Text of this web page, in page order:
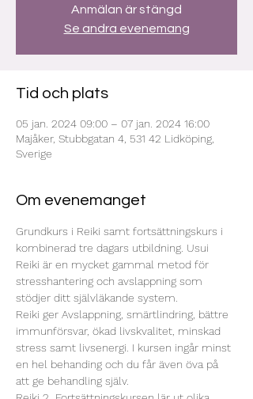
Anmälan är stängd
Se andra evenemang
Tid och plats
05 jan. 2024 09:00 – 07 jan. 2024 16:00
Majåker, Stubbgatan 4, 531 42 Lidköping,
Sverige
Om evenemanget
Grundkurs i Reiki samt fortsättningskurs i
kombinerad tre dagars utbildning. Usui
Reiki är en mycket gammal metod för
stresshantering och avslappning som
stödjer ditt självläkande system.
Reiki ger Avslappning, smärtlindring, bättre
immunförsvar, ökad livskvalitet, minskad
stress samt livsenergi. I kursen ingår minst
en hel behanding och du får även öva på
att ge behandling själv.